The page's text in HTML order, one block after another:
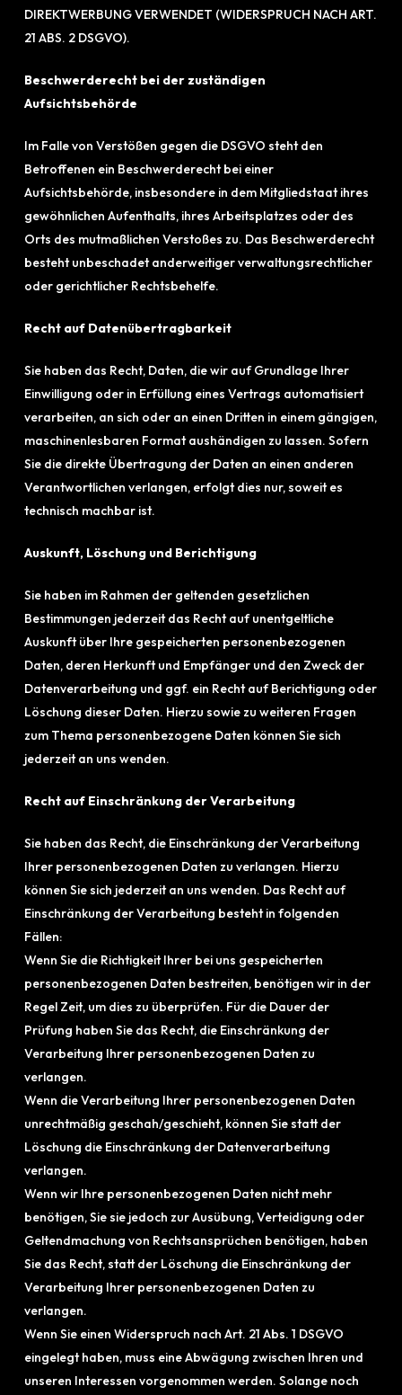
DIREKTWERBUNG VERWENDET (WIDERSPRUCH NACH ART.
21 ABS. 2 DSGVO).
Beschwerderecht bei der zuständigen
Aufsichtsbehörde
Im Falle von Verstößen gegen die DSGVO steht den
Betroffenen ein Beschwerderecht bei einer
Aufsichtsbehörde, insbesondere in dem Mitgliedstaat ihres
gewöhnlichen Aufenthalts, ihres Arbeitsplatzes oder des
Orts des mutmaßlichen Verstoßes zu. Das Beschwerderecht
besteht unbeschadet anderweitiger verwaltungsrechtlicher
oder gerichtlicher Rechtsbehelfe.
Recht auf Datenübertragbarkeit
Sie haben das Recht, Daten, die wir auf Grundlage Ihrer
Einwilligung oder in Erfüllung eines Vertrags automatisiert
verarbeiten, an sich oder an einen Dritten in einem gängigen,
maschinenlesbaren Format aushändigen zu lassen. Sofern
Sie die direkte Übertragung der Daten an einen anderen
Verantwortlichen verlangen, erfolgt dies nur, soweit es
technisch machbar ist.
Auskunft, Löschung und Berichtigung
Sie haben im Rahmen der geltenden gesetzlichen
Bestimmungen jederzeit das Recht auf unentgeltliche
Auskunft über Ihre gespeicherten personenbezogenen
Daten, deren Herkunft und Empfänger und den Zweck der
Datenverarbeitung und ggf. ein Recht auf Berichtigung oder
Löschung dieser Daten. Hierzu sowie zu weiteren Fragen
zum Thema personenbezogene Daten können Sie sich
jederzeit an uns wenden.
Recht auf Einschränkung der Verarbeitung
Sie haben das Recht, die Einschränkung der Verarbeitung
Ihrer personenbezogenen Daten zu verlangen. Hierzu
können Sie sich jederzeit an uns wenden. Das Recht auf
Einschränkung der Verarbeitung besteht in folgenden
Fällen:
Wenn Sie die Richtigkeit Ihrer bei uns gespeicherten
personenbezogenen Daten bestreiten, benötigen wir in der
Regel Zeit, um dies zu überprüfen. Für die Dauer der
Prüfung haben Sie das Recht, die Einschränkung der
Verarbeitung Ihrer personenbezogenen Daten zu
verlangen.
Wenn die Verarbeitung Ihrer personenbezogenen Daten
unrechtmäßig geschah/geschieht, können Sie statt der
Löschung die Einschränkung der Datenverarbeitung
verlangen.
Wenn wir Ihre personenbezogenen Daten nicht mehr
benötigen, Sie sie jedoch zur Ausübung, Verteidigung oder
Geltendmachung von Rechtsansprüchen benötigen, haben
Sie das Recht, statt der Löschung die Einschränkung der
Verarbeitung Ihrer personenbezogenen Daten zu
verlangen.
Wenn Sie einen Widerspruch nach Art. 21 Abs. 1 DSGVO
eingelegt haben, muss eine Abwägung zwischen Ihren und
unseren Interessen vorgenommen werden. Solange noch